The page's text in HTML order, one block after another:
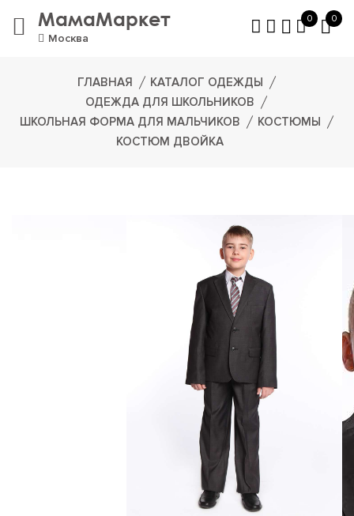
МамаМаркет
Москва
0 0
ГЛАВНАЯ
КАТАЛОГ ОДЕЖДЫ
ОДЕЖДА ДЛЯ ШКОЛЬНИКОВ
ШКОЛЬНАЯ ФОРМА ДЛЯ МАЛЬЧИКОВ
КОСТЮМЫ
КОСТЮМ ДВОЙКА